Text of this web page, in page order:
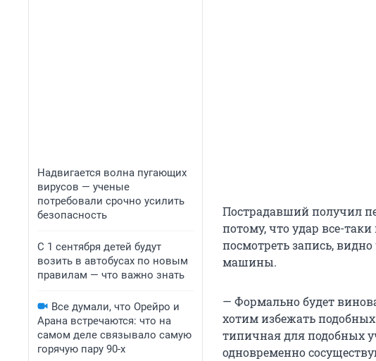
Надвигается волна пугающих
вирусов — ученые
потребовали срочно усилить
безопасность
С 1 сентября детей будут
возить в автобусах по новым
правилам — что важно знать
Все думали, что Орейро и
Арана встречаются: что на
самом деле связывало самую
горячую пару 90-х
Пострадавший получил
потому, что удар все-
посмотреть запись,
машины.
— Формально будет
хотим избежать
типичная для подобных
одновременно